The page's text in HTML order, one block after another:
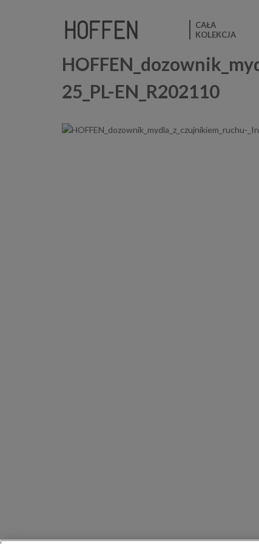
CAŁA
KOLEKCJA
25_PL-EN_R202110